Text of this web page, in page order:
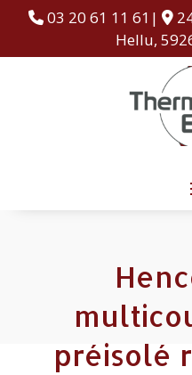
03 20 61 11 61|
Hellu,
préisolé